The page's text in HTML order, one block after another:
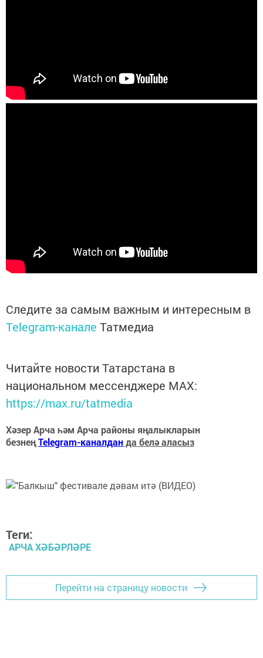
Следите за самым важным и интересным в
Telegram-канале Татмедиа
Читайте новости Татарстана в
национальном мессенджере MАХ:
https://max.ru/tatmedia
Хәзер Арча һәм Арча районы яңалыкларын
безнеңTelegram-каналданда белә аласыз
Теги:
АРЧА ХӘБӘРЛӘРЕ
Перейти на страницу новости